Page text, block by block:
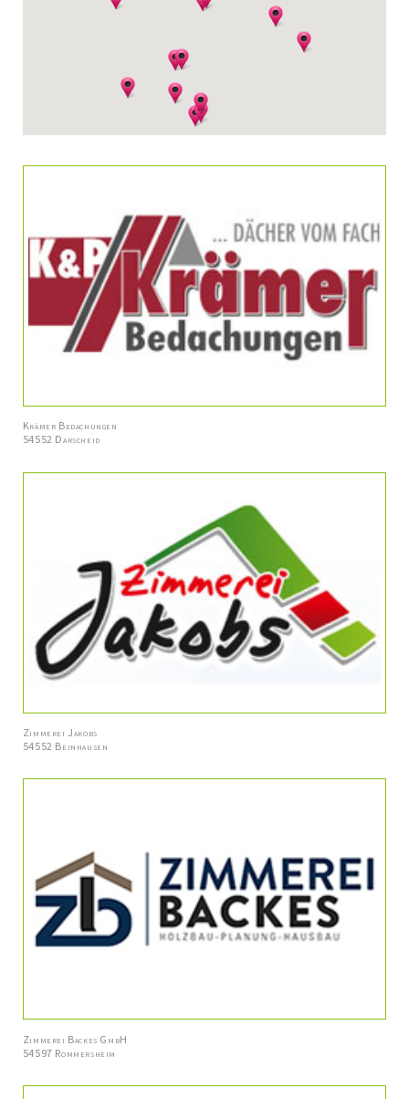
Krämer Bedachungen
54552 Darscheid
Zimmerei Jakobs
54552 Beinhausen
Zimmerei Backes GmbH
54597 Rommersheim